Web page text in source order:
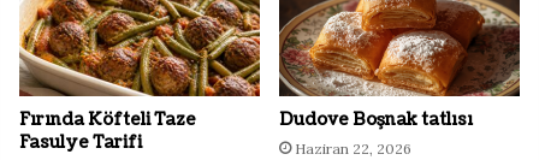
Fırında Köfteli Taze
Fasulye Tarifi
Dudove Boşnak tatlısı
Haziran 22, 2026